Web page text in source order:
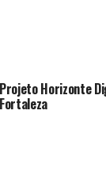
Projeto Horizonte
Fortaleza